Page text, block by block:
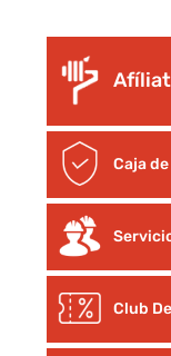
Caja
Club